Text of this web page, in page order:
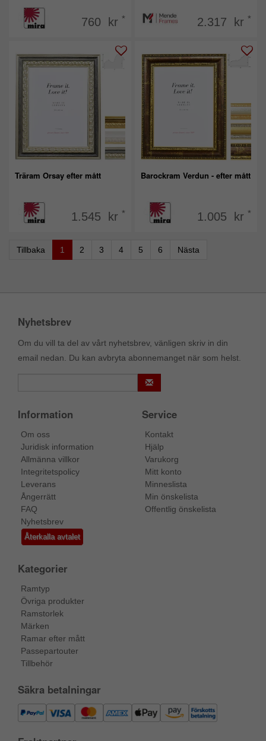
760 kr * 2.317 kr *
Träram Orsay efter mått
1.545 kr *
Barockram Verdun - efter mått
1.005 kr *
Tillbaka 1 2 3 4 5 6 Nästa
Nyhetsbrev
Om du vill ta del av vårt nyhetsbrev, vänligen skriv in din
email nedan. Du kan avbryta abonnemanget när som helst.
Information
Om oss
Juridisk information
Allmänna villkor
Integritetspolicy
Leverans
Ångerrätt
FAQ
Nyhetsbrev
Återkalla avtalet
Service
Kontakt
Hjälp
Varukorg
Mitt konto
Minneslista
Min önskelista
Offentlig önskelista
Kategorier
Ramtyp
Övriga produkter
Ramstorlek
Märken
Ramar efter mått
Passepartouter
Tillbehör
Säkra betalningar